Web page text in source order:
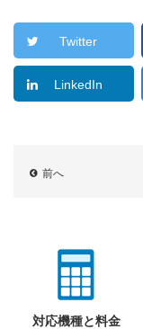
Twitter
LinkedIn
前へ
対応機種と料金